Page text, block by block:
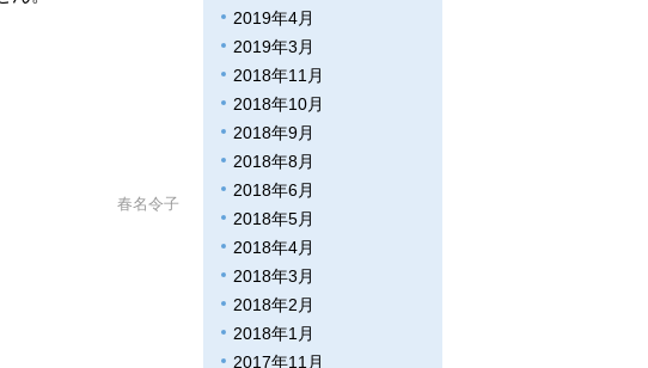
春名令子
2019年4月
2019年3月
2018年11月
2018年10月
2018年9月
2018年8月
2018年6月
2018年5月
2018年4月
2018年3月
2018年2月
2018年1月
2017年11月